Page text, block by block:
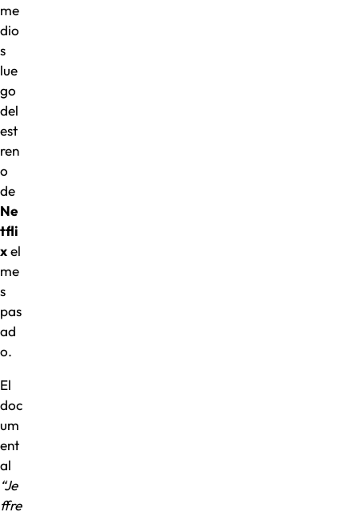
me
dio
s
lue
go
del
est
ren
o
de
Ne
tfli
xel
me
s
pas
ad
o.
El
doc
um
ent
al
“Je
ffre